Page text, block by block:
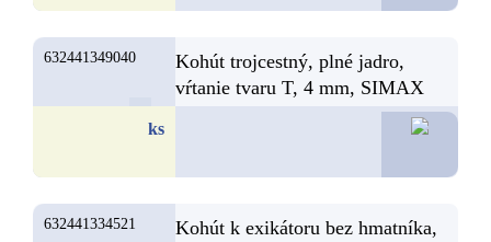
632441349040
Kohút trojcestný, plné jadro,
vŕtanie tvaru T, 4 mm, SIMAX
ks
632441334521
Kohút k exikátoru bez hmatníka,